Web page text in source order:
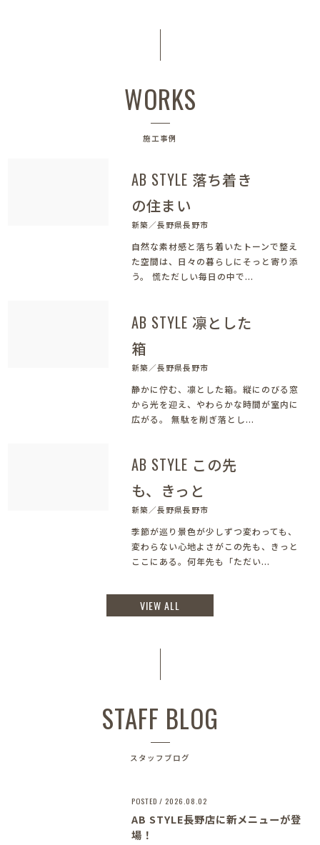
WORKS
施工事例
AB STYLE 落ち着き
の住まい
新築／長野県長野市
自然な素材感と落ち着いたトーンで整え
た空間は、日々の暮らしにそっと寄り添
う。 慌ただしい毎日の中で...
AB STYLE 凛とした
箱
新築／長野県長野市
静かに佇む、凛とした箱。縦にのびる窓
から光を迎え、やわらかな時間が室内に
広がる。 無駄を削ぎ落とし...
AB STYLE この先
も、きっと
新築／長野県長野市
季節が巡り景色が少しずつ変わっても、
変わらない心地よさがこの先も、きっと
ここにある。何年先も「ただい...
VIEW ALL
STAFF BLOG
スタッフブログ
POSTED / 2026.08.02
AB STYLE長野店に新メニューが登
場！